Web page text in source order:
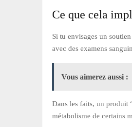
Ce que cela
Si tu envisages un
avec des examens
Vous aimerez aussi :
Dans les faits, un produit
métabolisme de certains